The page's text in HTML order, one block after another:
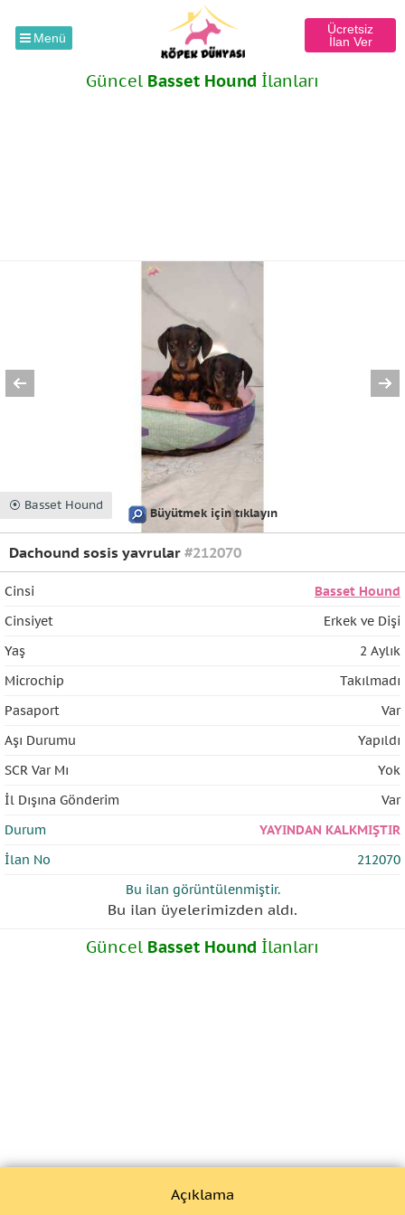
Menü
Ücretsiz
İlan Ver
Güncel Basset Hound İlanları
⦿ Basset Hound
Büyütmek için tıklayın
Dachound sosis yavrular #212070
Cinsi
Basset Hound
Cinsiyet
Erkek ve Dişi
Yaş
2 Aylık
Microchip
Takılmadı
Pasaport
Var
Aşı Durumu
Yapıldı
SCR Var Mı
Yok
İl Dışına Gönderim
Var
Durum
YAYINDAN KALKMIŞTIR
İlan No
212070
Bu ilan görüntülenmiştir.
Bu ilan üyelerimizden aldı.
Güncel Basset Hound İlanları
Açıklama